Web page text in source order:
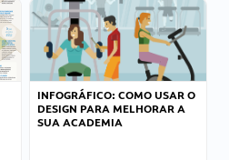
INFOGRÁFICO: COMO USAR O
DESIGN PARA MELHORAR A
SUA ACADEMIA